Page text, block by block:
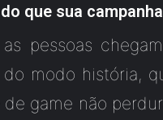
que sua campanha
pessoas
modo história,
de game não